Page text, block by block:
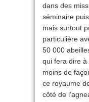
dans des
séminaire
mais surtout
particulière
50 000
qui fera dire à
moins de
ce royaume
côté de